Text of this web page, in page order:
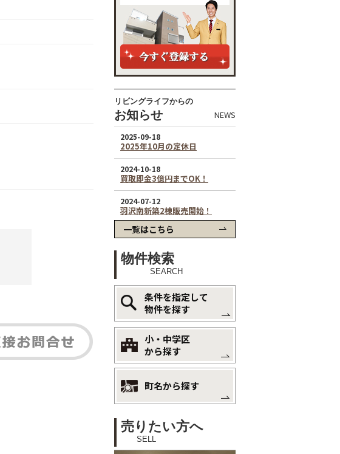
リビングライフからの
お知らせ NEWS
一覧はこちら
物件検索
SEARCH
条件を指定して
物件を探す
小・中学区
から探す
町名から探す
売りたい方へ
SELL